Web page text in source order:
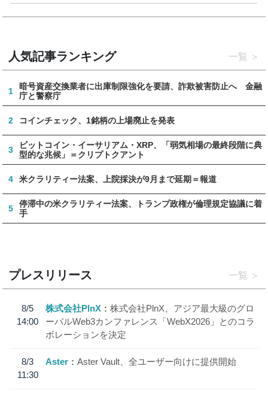
人気記事ランキング 一覧
1
暗号資産交換業者に出庫制限強化を要請、詐欺被害防止へ 金融
庁と警察庁
2 コインチェック、1銘柄の上場廃止を発表
3
ビットコイン・イーサリアム・XRP、「弱気相場の最終段階に典
型的な兆候」＝クリプトクアント
4 米クラリティー法案、上院採決が9月まで延期＝報道
5
停滞中の米クラリティー法案、トランプ政権が倫理規定協議に着
手
プレスリリース 一覧
8/5
14:00
株式会社PlnX
株式会社PlnX、アジア最大級のグロ
ーバルWeb3カンファレンス「WebX2026」とのコラ
ボレーションを決定
8/3
11:30
Aster Aster Vault、全ユーザー向けに提供開始